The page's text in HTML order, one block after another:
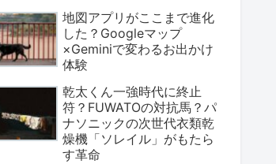
地図アプリがここまで進化
した？Googleマップ
×Geminiで変わるお出かけ
体験
乾太くん一強時代に終止
符？FUWATOの対抗馬？パ
ナソニックの次世代衣類乾
燥機「ソレイル」がもたら
す革命